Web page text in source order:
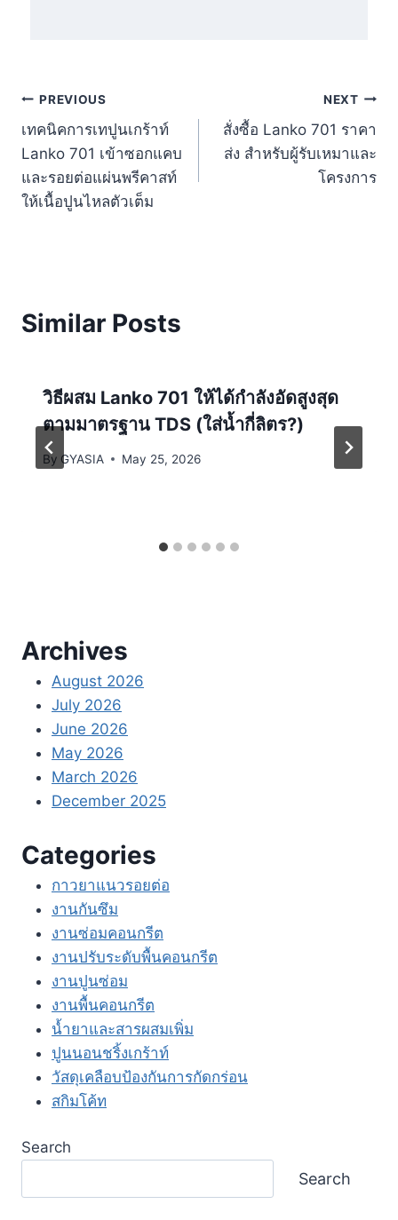
Post
navigation
PREVIOUS
เทคนิคการเทปูนเกร้าท์
Lanko 701 เข้าซอกแคบ
และรอยต่อแผ่นพรีคาสท์
ให้เนื้อปูนไหลตัวเต็ม
NEXT
สั่งซื้อ Lanko 701 ราคา
ส่ง สำหรับผู้รับเหมาและ
โครงการ
Similar Posts
วิธีผสม Lanko 701 ให้ได้กำลังอัดสูงสุด
ตามมาตรฐาน TDS (ใส่น้ำกี่ลิตร?)
By GYASIA May 25, 2026
Archives
August 2026
July 2026
June 2026
May 2026
March 2026
December 2025
Categories
กาวยาแนวรอยต่อ
งานกันซึม
งานซ่อมคอนกรีต
งานปรับระดับพื้นคอนกรีต
งานปูนซ่อม
งานพื้นคอนกรีต
น้ำยาและสารผสมเพิ่ม
ปูนนอนชริ้งเกร้าท์
วัสดุเคลือบป้องกันการกัดกร่อน
สกิมโค้ท
Search
Search